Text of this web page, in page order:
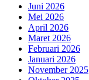
Juni 2026
Mei 2026
April 2026
Maret 2026
Februari 2026
Januari 2026
November 2025